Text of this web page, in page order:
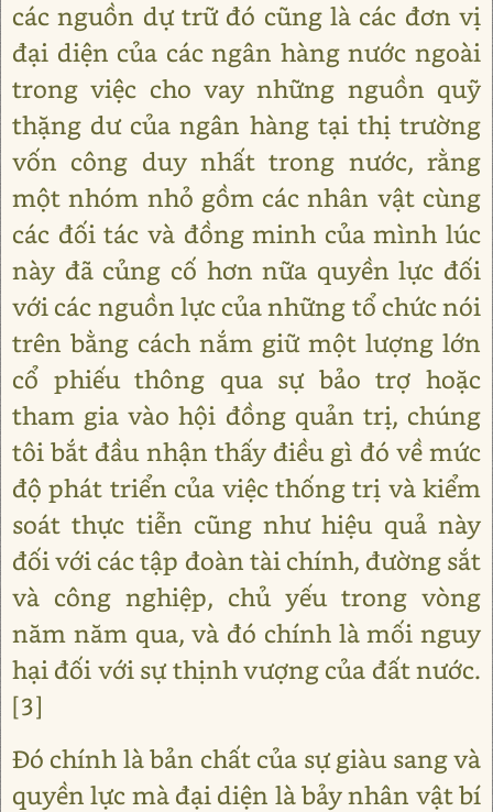
các nguồn dự trữ đó cũng là các đơn vị
đại diện của các ngân hàng nước ngoài
trong việc cho vay những nguồn quỹ
thặng dư của ngân hàng tại thị trường
vốn công duy nhất trong nước, rằng
một nhóm nhỏ gồm các nhân vật cùng
các đối tác và đồng minh của mình lúc
này đã củng cố hơn nữa quyền lực đối
với các nguồn lực của những tổ chức nói
trên bằng cách nắm giữ một lượng lớn
cổ phiếu thông qua sự bảo trợ hoặc
tham gia vào hội đồng quản trị, chúng
tôi bắt đầu nhận thấy điều gì đó về mức
độ phát triển của việc thống trị và kiểm
soát thực tiễn cũng như hiệu quả này
đối với các tập đoàn tài chính, đường sắt
và công nghiệp, chủ yếu trong vòng
năm năm qua, và đó chính là mối nguy
hại đối với sự thịnh vượng của đất nước.
[3]
Đó chính là bản chất của sự giàu sang và
quyền lực mà đại diện là bảy nhân vật bí